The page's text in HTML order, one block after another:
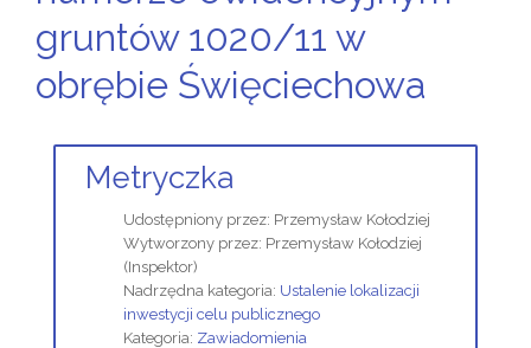
gruntów 1020/11 w
obrębie Święciechowa
Metryczka
Udostępniony przez: Przemysław Kołodziej
Wytworzony przez: Przemysław Kołodziej
(Inspektor)
Nadrzędna kategoria: Ustalenie lokalizacji
inwestycji celu publicznego
Kategoria: Zawiadomienia